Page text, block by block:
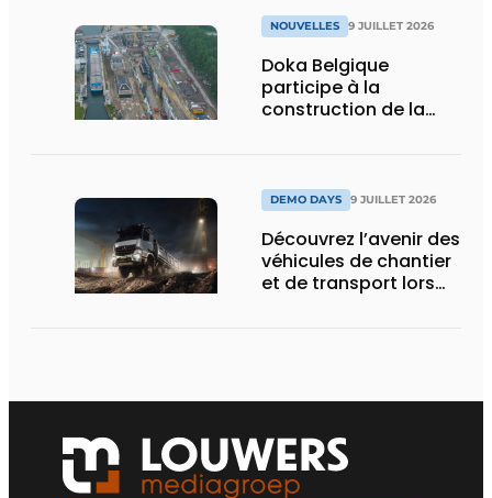
NOUVELLES 9 JUILLET 2026
Doka Belgique
participe à la
construction de la
DEMO DAYS 9 JUILLET 2026
Découvrez l’avenir des
véhicules de chantier
et de transport lors